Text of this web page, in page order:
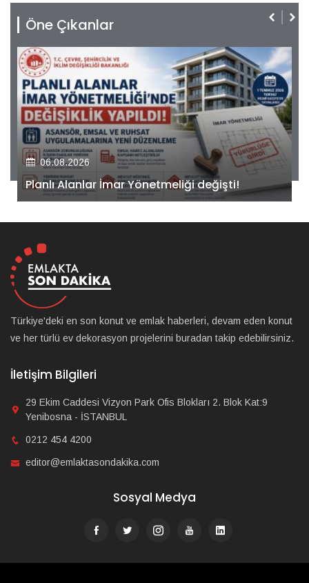
Öne Çıkanlar
06.08.2026
Kiler GYO’dan Pendik Dolayoba projesiyle ilgili
önemli adım!
Türkiye'deki en son konut ve emlak haberleri, devam eden konut
ve her türlü ev dekorasyon projelerini buradan takip edebilirsiniz.
İletişim Bilgileri
29 Ekim Caddesi Vizyon Park Ofis Blokları 2. Blok Kat:9
Yenibosna - İSTANBUL
0212 454 4200
editor@emlaktasondakika.com
Sosyal Medya